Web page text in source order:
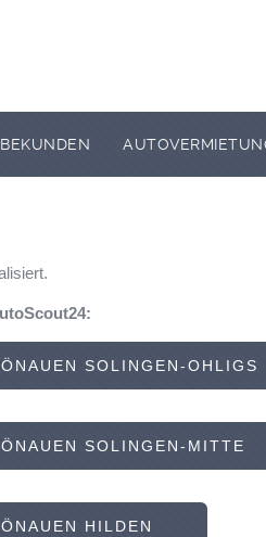
SOLINGEN-OHLIGS
SOLINGEN-MITTE
HILDEN